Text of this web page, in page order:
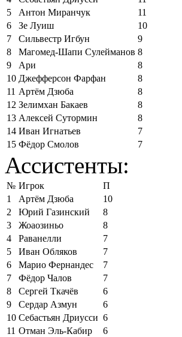
5
Антон Миранчук
11
6
Зе Луиш
10
7
Сильвестр Игбун
9
8
Магомед-Шапи Сулейманов 8
9
Ари
8
10 Джефферсон Фарфан
8
11 Артём Дзюба
8
12 Зелимхан Бакаев
8
13 Алексей Сутормин
8
14 Иван Игнатьев
7
15 Фёдор Смолов 7
Ассистенты:
№ Игрок
П
1
Артём Дзюба
10
2
Юрий Газинский
8
3
Жоаозиньо
8
4
Раванелли
7
5
Иван Обляков
7
6
Марио Фернандес
7
7
Фёдор Чалов
7
8
Сергей Ткачёв
6
9
Сердар Азмун
6
10 Себастьян Дриусси 6
11 Отман Эль-Кабир
6